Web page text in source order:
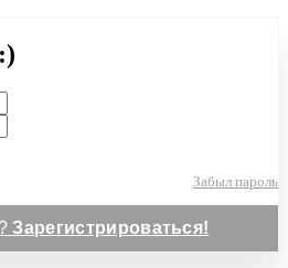
Забыл пароль
Зарегистрироваться!